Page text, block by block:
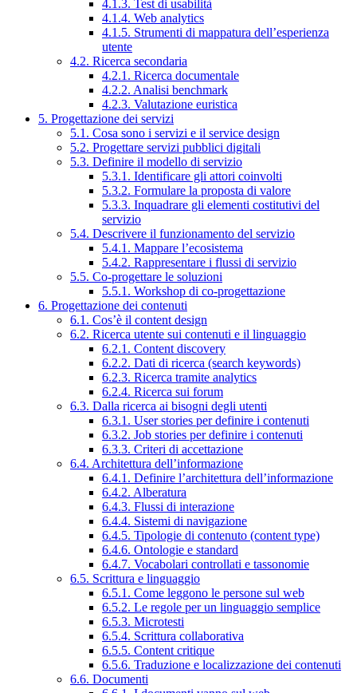
4.1.3. Test di usabilità
4.1.4. Web analytics
4.1.5. Strumenti di mappatura dell’esperienza
utente
4.2. Ricerca secondaria
4.2.1. Ricerca documentale
4.2.2. Analisi benchmark
4.2.3. Valutazione euristica
5. Progettazione dei servizi
5.1. Cosa sono i servizi e il service design
5.2. Progettare servizi pubblici digitali
5.3. Definire il modello di servizio
5.3.1. Identificare gli attori coinvolti
5.3.2. Formulare la proposta di valore
5.3.3. Inquadrare gli elementi costitutivi del
servizio
5.4. Descrivere il funzionamento del servizio
5.4.1. Mappare l’ecosistema
5.4.2. Rappresentare i flussi di servizio
5.5. Co-progettare le soluzioni
5.5.1. Workshop di co-progettazione
6. Progettazione dei contenuti
6.1. Cos’è il content design
6.2. Ricerca utente sui contenuti e il linguaggio
6.2.1. Content discovery
6.2.2. Dati di ricerca (search keywords)
6.2.3. Ricerca tramite analytics
6.2.4. Ricerca sui forum
6.3. Dalla ricerca ai bisogni degli utenti
6.3.1. User stories per definire i contenuti
6.3.2. Job stories per definire i contenuti
6.3.3. Criteri di accettazione
6.4. Architettura dell’informazione
6.4.1. Definire l’architettura dell’informazione
6.4.2. Alberatura
6.4.3. Flussi di interazione
6.4.4. Sistemi di navigazione
6.4.5. Tipologie di contenuto (content type)
6.4.6. Ontologie e standard
6.4.7. Vocabolari controllati e tassonomie
6.5. Scrittura e linguaggio
6.5.1. Come leggono le persone sul web
6.5.2. Le regole per un linguaggio semplice
6.5.3. Microtesti
6.5.4. Scrittura collaborativa
6.5.5. Content critique
6.5.6. Traduzione e localizzazione dei contenuti
6.6. Documenti